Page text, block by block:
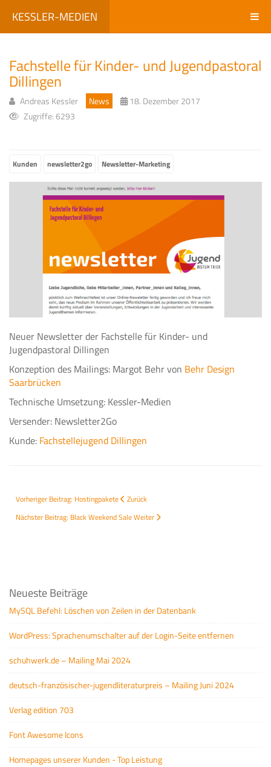
KESSLER-MEDIEN
Fachstelle für Kinder- und Jugendpastoral
Dillingen
Andreas Kessler News
18. Dezember 2017
Zugriffe: 6293
Kunden newsletter2go Newsletter-Marketing
Neuer Newsletter der Fachstelle für Kinder- und
Jugendpastoral Dillingen
Konzeption des Mailings: Margot Behr von Behr Design
Saarbrücken
Technische Umsetzung: Kessler-Medien
Versender: Newsletter2Go
Kunde: Fachstellejugend Dillingen
Vorheriger Beitrag: Hostingpakete
Zurück
Nächster Beitrag: Black Weekend SaleWeiter
Neueste Beiträge
MySQL Befehl: Löschen von Zeilen in der Datenbank
WordPress: Sprachenumschalter auf der Login-Seite entfernen
schuhwerk.de – Mailing Mai 2024
deutsch-französischer-jugendliteraturpreis – Mailing Juni 2024
Verlag edition 703
Font Awesome Icons
Homepages unserer Kunden - Top Leistung